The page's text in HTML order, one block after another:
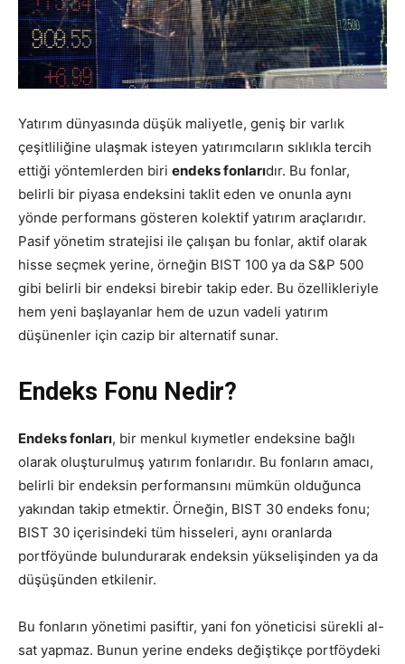
Yatırım dünyasında düşük maliyetle, geniş bir varlık
çeşitliliğine ulaşmak isteyen yatırımcıların sıklıkla tercih
ettiği yöntemlerden biri endeks fonlarıdır. Bu fonlar,
belirli bir piyasa endeksini taklit eden ve onunla aynı
yönde performans gösteren kolektif yatırım araçlarıdır.
Pasif yönetim stratejisi ile çalışan bu fonlar, aktif olarak
hisse seçmek yerine, örneğin BIST 100 ya da S&P 500
gibi belirli bir endeksi birebir takip eder. Bu özellikleriyle
hem yeni başlayanlar hem de uzun vadeli yatırım
düşünenler için cazip bir alternatif sunar.
Endeks Fonu Nedir?
Endeks fonları, bir menkul kıymetler endeksine bağlı
olarak oluşturulmuş yatırım fonlarıdır. Bu fonların amacı,
belirli bir endeksin performansını mümkün olduğunca
yakından takip etmektir. Örneğin, BIST 30 endeks fonu;
BIST 30 içerisindeki tüm hisseleri, aynı oranlarda
portföyünde bulundurarak endeksin yükselişinden ya da
düşüşünden etkilenir.
Bu fonların yönetimi pasiftir, yani fon yöneticisi sürekli al-
sat yapmaz. Bunun yerine endeks değiştikçe portföydeki